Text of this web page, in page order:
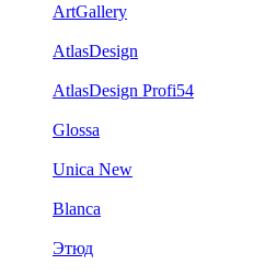
ArtGallery
AtlasDesign
AtlasDesign Profi54
Glossa
Unica New
Blanca
Этюд